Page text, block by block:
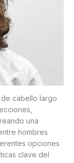
cabello largo
una
hombres
opciones
clave del